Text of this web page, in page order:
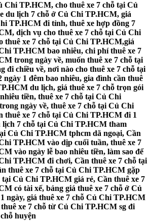
Chi TP.HCM, cho thuê xe 7 chỗ tại Củ
du lịch 7 chỗ ở Củ Chi TP.HCM, giá
TP.HCM đi tỉnh, thuê xe hợp đồng 7
dịch vụ cho thuê xe 7 chỗ tại Củ Chi
thuê xe 7 chỗ tại Củ Chi TP.HCM,giá
TP.HCM bao nhiêu, chi phí thuê xe 7
trong ngày về, muốn thuê xe 7 chỗ tại
đi chiều về, nơi nào cho thuê xe 7 chỗ tại
1 đêm bao nhiêu, gia đình cần thuê
du lịch, giá thuê xe 7 chỗ trọn gói
tiền, thuê xe 7 chỗ tại Củ Chi
ngày về, thuê xe 7 chỗ tại Củ Chi
thuê xe 7 chỗ tại Củ Chi TP.HCM đi 1
lịch 7 chỗ tại Củ Chi TP.HCM tham
Củ Chi TP.HCM tphcm dã ngoại, Cần
TP.HCM vào dịp cuối tuần, thuê xe 7
vào ngày lễ bao nhiêu tiền, làm sao để
TP.HCM đi chơi, Cần thuê xe 7 chỗ tại
thuê xe 7 chỗ tại Củ Chi TP.HCM gặp
tại Củ Chi TP.HCM giá rẻ, Cần thuê xe 7
có tài xế, bảng giá thuê xe 7 chỗ ở Củ
ngày, giá thuê xe 7 chỗ Củ Chi TP.HCM
xe 7 chỗ từ Củ Chi TP.HCM sg đi
huyện